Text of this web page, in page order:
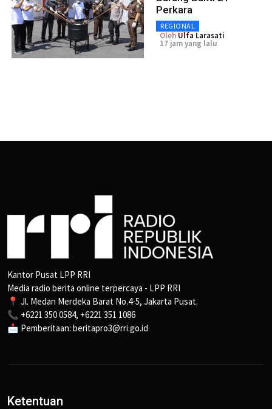
Perkara
REGIONAL
Oleh Ulfa Larasati
17 jam yang lalu
Kantor Pusat LPP RRI
Media radio berita online terpercaya - LPP RRI
📍 Jl. Medan Merdeka Barat No.4-5, Jakarta Pusat.
📞 +6221 350 0584, +6221 351 1086
📩 Pemberitaan: beritapro3@rri.go.id
Ketentuan